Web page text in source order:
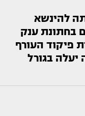
להינשא
בחתונת ענק
פיקוד העורף
בגורל